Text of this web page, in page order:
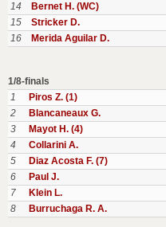
14 Bernet H. (WC)
15
Stricker D.
16
Merida Aguilar D.
1/8-finals
1
Piros Z. (1)
2
Blancaneaux G.
3
Mayot H. (4)
4
Collarini A.
5
Diaz Acosta F. (7)
6
Paul J.
7
Klein L.
8
Burruchaga R. A.